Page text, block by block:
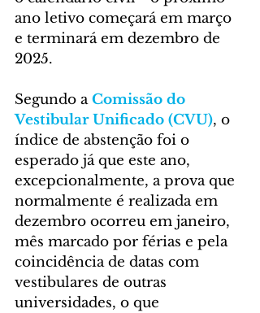
ano letivo começará em março
e terminará em dezembro de
2025.
Segundo a Comissão do
Vestibular Unificado (CVU), o
índice de abstenção foi o
esperado já que este ano,
excepcionalmente, a prova que
normalmente é realizada em
dezembro ocorreu em janeiro,
mês marcado por férias e pela
coincidência de datas com
vestibulares de outras
universidades, o que